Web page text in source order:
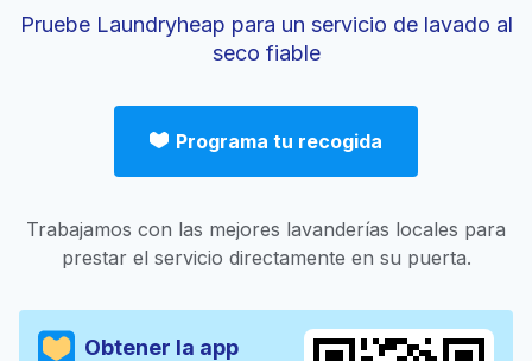
Pruebe Laundryheap para un servicio de lavado al
seco fiable
Programa tu recogida
Trabajamos con las mejores lavanderías locales para
prestar el servicio directamente en su puerta.
Obtener la app